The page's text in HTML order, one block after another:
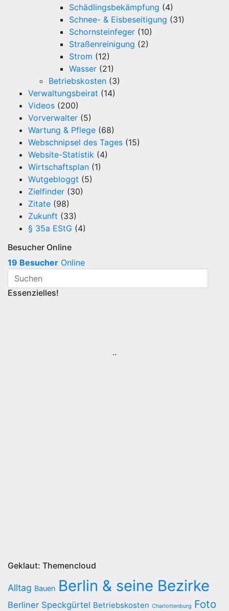
Schädlingsbekämpfung (4)
Schnee- & Eisbeseitigung (31)
Schornsteinfeger (10)
Straßenreinigung (2)
Strom (12)
Wasser (21)
Betriebskosten (3)
Verwaltungsbeirat (14)
Videos (200)
Vorverwalter (5)
Wartung & Pflege (68)
Webschnipsel des Tages (15)
Website-Statistik (4)
Wirtschaftsplan (1)
Wutgebloggt (5)
Zielfinder (30)
Zitate (98)
Zukunft (33)
§ 35a EStG (4)
Besucher Online
19 Besucher Online
Essenzielles!
..
Geklaut: Themencloud
Alltag Bauen Berlin & seine Bezirke
Berliner Speckgürtel Betriebskosten Charlottenburg Foto